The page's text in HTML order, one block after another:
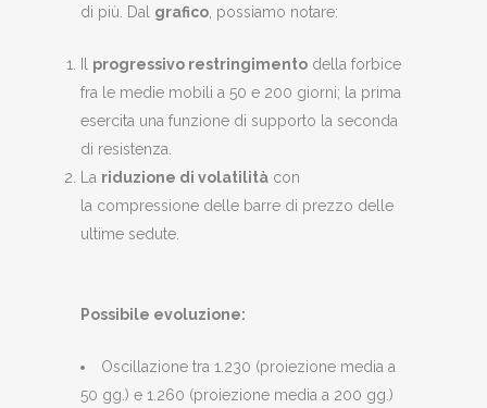
di più. Dal grafico , possiamo notare:
progressivo restringimento della forbice
fra le medie mobili a 50 e 200 giorni; la prima
esercita una funzione di supporto la seconda
di resistenza.
La riduzione di volatilità con
la compressione delle barre di prezzo delle
ultime sedute.
Possibile evoluzione:
Oscillazione tra 1.230 (proiezione media a
50 gg.) e 1.260 (proiezione media a 200 gg.)